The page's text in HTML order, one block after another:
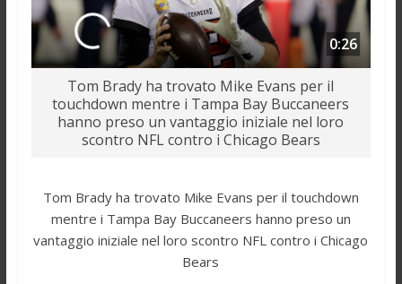
0:26
Tom Brady ha trovato Mike Evans per il
touchdown mentre i Tampa Bay Buccaneers
hanno preso un vantaggio iniziale nel loro
scontro NFL contro i Chicago Bears
Tom Brady ha trovato Mike Evans per il touchdown
mentre i Tampa Bay Buccaneers hanno preso un
vantaggio iniziale nel loro scontro NFL contro i Chicago
Bears